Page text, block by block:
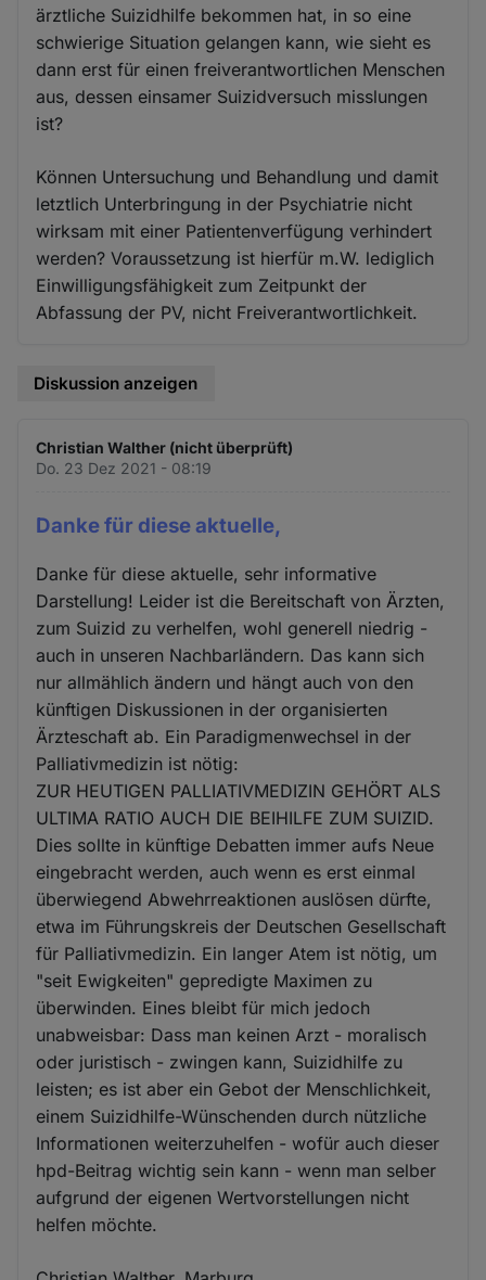
ärztliche Suizidhilfe bekommen hat, in so eine
schwierige Situation gelangen kann, wie sieht es
dann erst für einen freiverantwortlichen Menschen
aus, dessen einsamer Suizidversuch misslungen
ist?
Können Untersuchung und Behandlung und damit
letztlich Unterbringung in der Psychiatrie nicht
wirksam mit einer Patientenverfügung verhindert
werden? Voraussetzung ist hierfür m.W. lediglich
Einwilligungsfähigkeit zum Zeitpunkt der
Abfassung der PV, nicht Freiverantwortlichkeit.
Diskussion anzeigen
Christian Walther (nicht überprüft)
Do. 23 Dez 2021 - 08:19
Danke für diese aktuelle,
Danke für diese aktuelle, sehr informative
Darstellung! Leider ist die Bereitschaft von Ärzten,
zum Suizid zu verhelfen, wohl generell niedrig -
auch in unseren Nachbarländern. Das kann sich
nur allmählich ändern und hängt auch von den
künftigen Diskussionen in der organisierten
Ärzteschaft ab. Ein Paradigmenwechsel in der
Palliativmedizin ist nötig:
ZUR HEUTIGEN PALLIATIVMEDIZIN GEHÖRT ALS
ULTIMA RATIO AUCH DIE BEIHILFE ZUM SUIZID.
Dies sollte in künftige Debatten immer aufs Neue
eingebracht werden, auch wenn es erst einmal
überwiegend Abwehrreaktionen auslösen dürfte,
etwa im Führungskreis der Deutschen Gesellschaft
für Palliativmedizin. Ein langer Atem ist nötig, um
"seit Ewigkeiten" gepredigte Maximen zu
überwinden. Eines bleibt für mich jedoch
unabweisbar: Dass man keinen Arzt - moralisch
oder juristisch - zwingen kann, Suizidhilfe zu
leisten; es ist aber ein Gebot der Menschlichkeit,
einem Suizidhilfe-Wünschenden durch nützliche
Informationen weiterzuhelfen - wofür auch dieser
hpd-Beitrag wichtig sein kann - wenn man selber
aufgrund der eigenen Wertvorstellungen nicht
helfen möchte.